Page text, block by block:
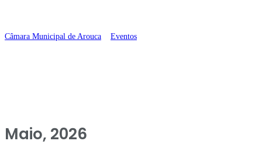
Câmara Municipal de Arouca Eventos
Maio, 2026